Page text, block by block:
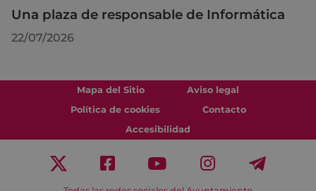
Una plaza de responsable de Informática
22/07/2026
Mapa del Sitio
Aviso legal
Política de cookies
Contacto
Accesibilidad